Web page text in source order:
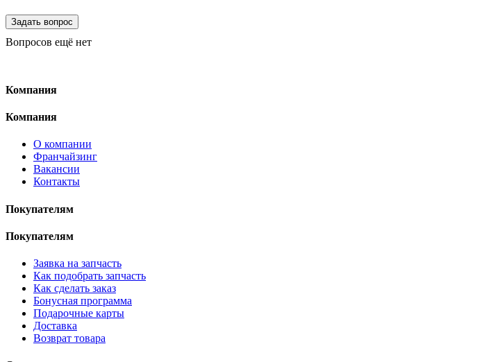
Вопросов ещё нет
Компания
Компания
О компании
Франчайзинг
Вакансии
Контакты
Покупателям
Покупателям
Заявка на запчасть
Как подобрать запчасть
Как сделать заказ
Бонусная программа
Подарочные карты
Доставка
Возврат товара